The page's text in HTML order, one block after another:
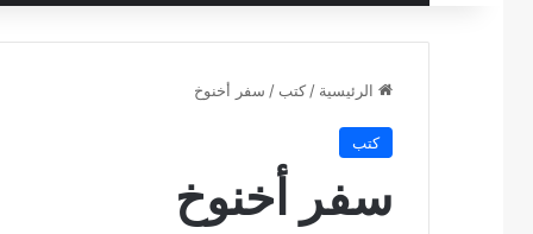
الرئيسية / كتب / سفر أخنوخ
كتب
سفر أخنوخ